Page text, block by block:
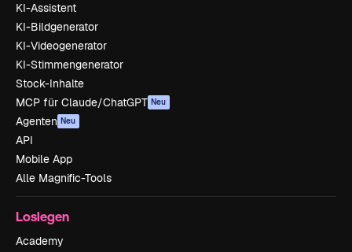
KI-Assistent
KI-Bildgenerator
KI-Videogenerator
KI-Stimmengenerator
Stock-Inhalte
MCP für Claude/ChatGPT Neu
Agenten Neu
API
Mobile App
Alle Magnific-Tools
Loslegen
Academy